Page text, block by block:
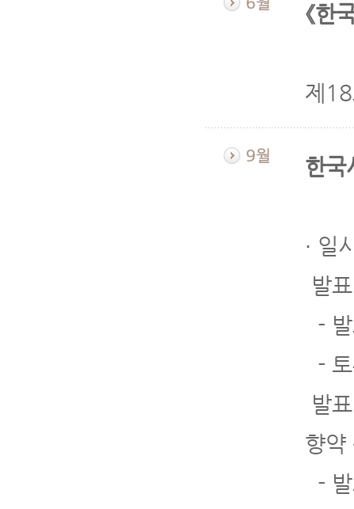
《한
제
한국
∙ 일
발
-
-
발
향약
-